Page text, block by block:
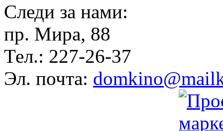
Следи за нами:
пр. Мира, 88
Тел.: 227-26-37
Эл. почта: